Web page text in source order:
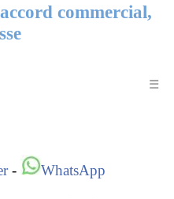
commercial,
☰
- WhatsApp